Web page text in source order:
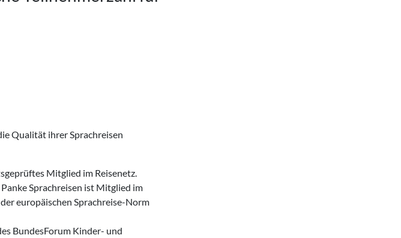
Qualität ihrer Sprachreisen
Mitglied im Reisenetz.
Sprachreisen ist Mitglied im
europäischen Sprachreise-Norm
BundesForum Kinder- und